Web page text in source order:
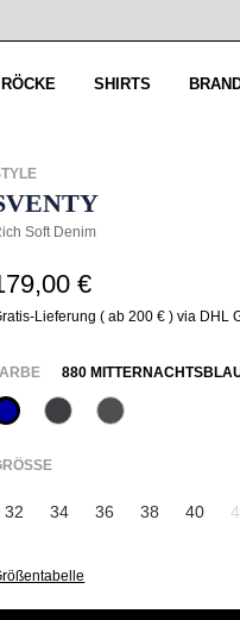
SHIRTS
Soft Denim
€
Lieferung ( ab 200 € ) via DHL
AUSWÄHLEN
880
880 Mitternachtsblau
960 Grau975 Authentic
AUSWÄHLEN
32 34 36 38 40